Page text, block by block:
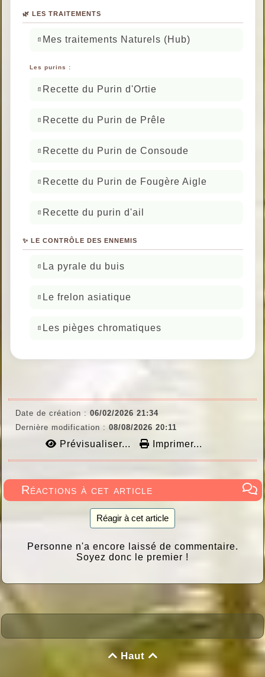
🌿 LES TRAITEMENTS
Mes traitements Naturels (Hub)
Les purins :
Recette du Purin d'Ortie
Recette du Purin de Prêle
Recette du Purin de Consoude
Recette du Purin de Fougère Aigle
Recette du purin d'ail
✨ LE CONTRÔLE DES ENNEMIS
La pyrale du buis
Le frelon asiatique
Les pièges chromatiques
Date de création : 06/02/2026 21:34
Dernière modification : 08/08/2026 20:11
Prévisualiser... Imprimer...
Réactions à cet article
Réagir à cet article
Personne n'a encore laissé de commentaire.
Soyez donc le premier !
Haut 